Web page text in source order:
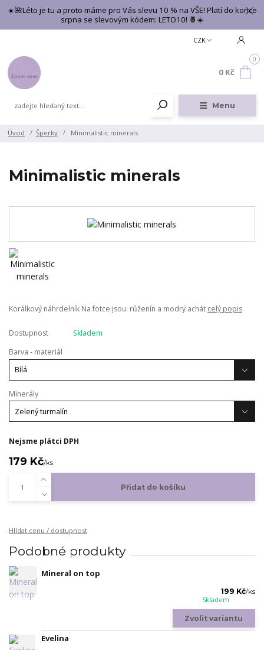
☀️🌺Léto je tu a proto máme pro Vás slevu 10 % na VŠE! Platí do konce
srpna se slevovým kódem: LETO10! 🍍☀️
Menu
CZK
0
0 Kč
Úvod Šperky Minimalistic minerals
Minimalistic minerals
Korálkový náhrdelník Na fotce jsou: růženín a modrý achát celý popis
Dostupnost
Skladem
Barva - materiál
Minerály
Nejsme plátci DPH
179 Kč/ks
Přidat do košíku
Hlídat cenu / dostupnost
Podobné produkty
Mineral on top
199 Kč/ks
Skladem
Zvolit variantu
Evelina